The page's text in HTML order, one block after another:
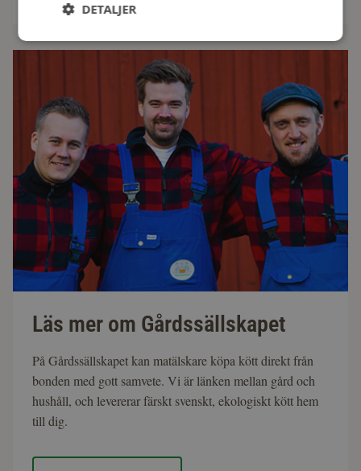
Läs mer om Gårdssällskapet
På Gårdssällskapet kan matälskare köpa kött direkt från
bonden med gott samvete. Vi är länken mellan gård och
hushåll, och levererar färskt svenskt, ekologiskt kött hem
till dig.
DETALJER